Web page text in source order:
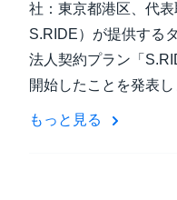
社：東京都港区、代
S.RIDE）が提供する
法人契約プラン「
開始したことを発表し
もっと見る